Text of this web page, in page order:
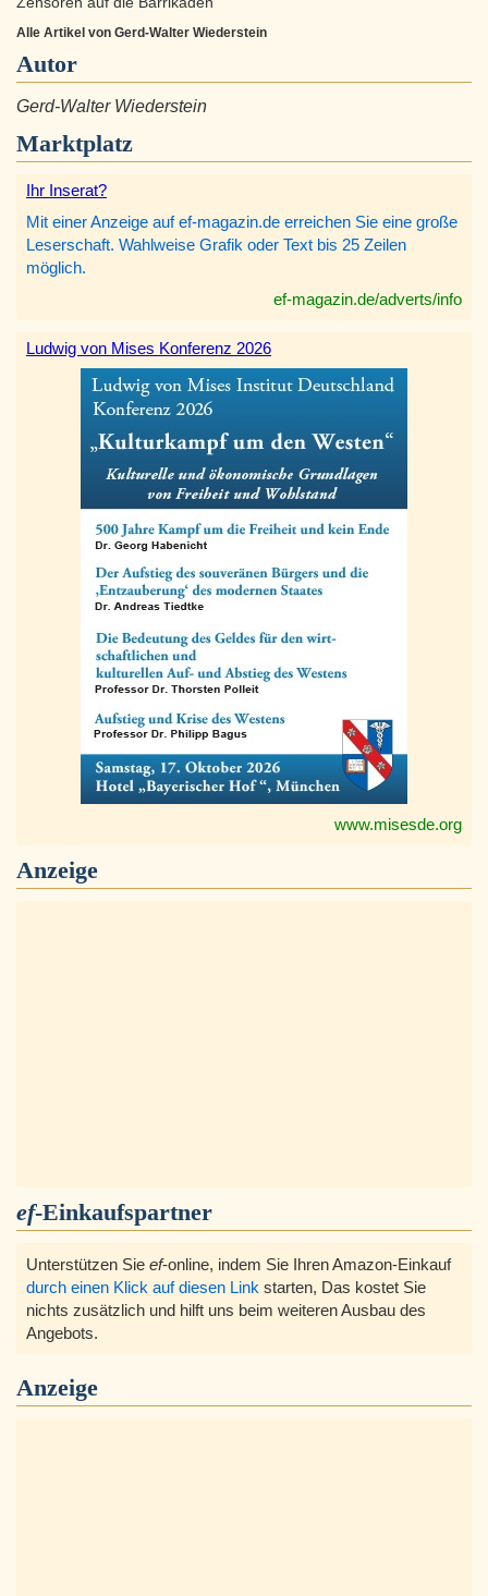
Alle Artikel von Gerd-Walter Wiederstein
Autor
Gerd-Walter Wiederstein
Marktplatz
Ihr Inserat?
Mit einer Anzeige auf ef-magazin.de erreichen Sie eine große
Leserschaft. Wahlweise Grafik oder Text bis 25 Zeilen
möglich.
ef-magazin.de/adverts/info
Ludwig von Mises Konferenz 2026
www.misesde.org
Anzeige
ef-Einkaufspartner
Unterstützen Sie ef-online, indem Sie Ihren Amazon-Einkauf
durch einen Klick auf diesen Link starten, Das kostet Sie
nichts zusätzlich und hilft uns beim weiteren Ausbau des
Angebots.
Anzeige